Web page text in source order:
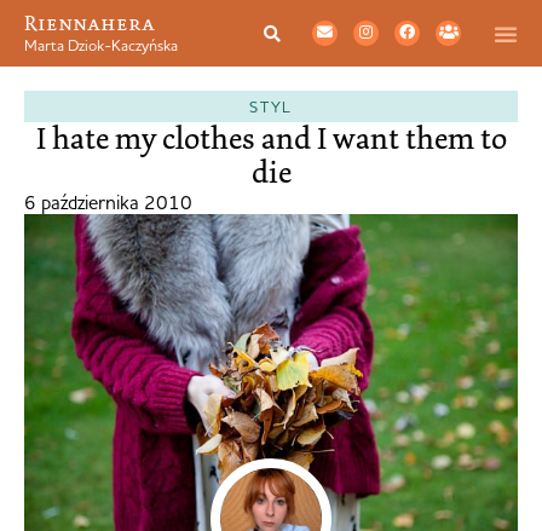
Riennahera
Marta Dziok-Kaczyńska
STYL
I hate my clothes and I want them to
die
6 października 2010